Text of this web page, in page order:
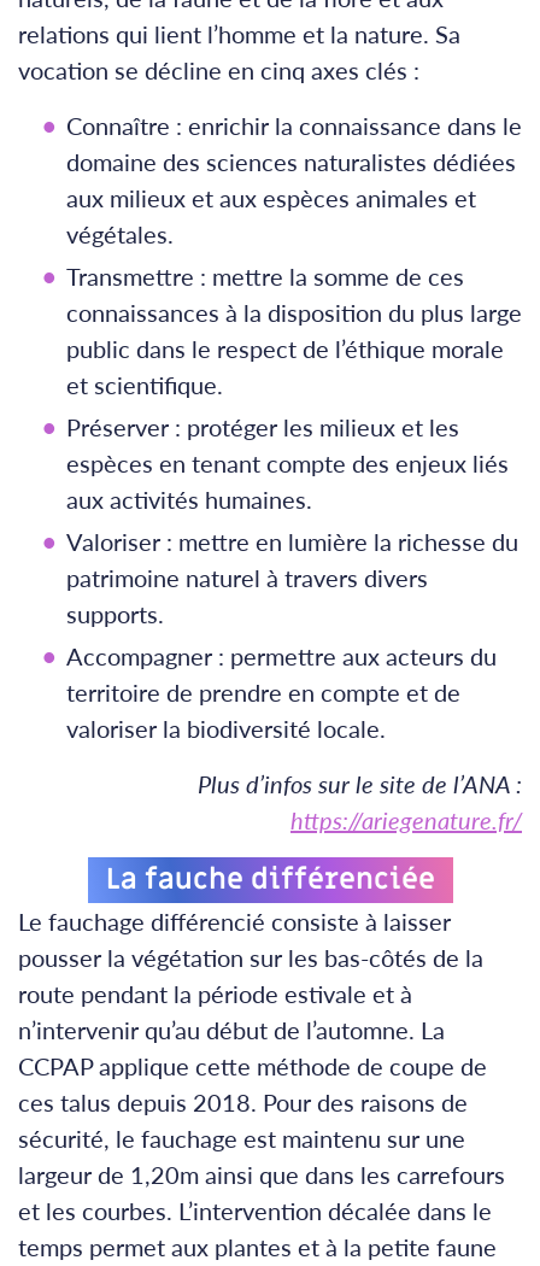
relations qui lient l’homme et la nature. Sa
vocation se décline en cinq axes clés :
Connaître : enrichir la connaissance dans le
domaine des sciences naturalistes dédiées
aux milieux et aux espèces animales et
végétales.
Transmettre : mettre la somme de ces
connaissances à la disposition du plus large
public dans le respect de l’éthique morale
et scientifique.
Préserver : protéger les milieux et les
espèces en tenant compte des enjeux liés
aux activités humaines.
Valoriser : mettre en lumière la richesse du
patrimoine naturel à travers divers
supports.
Accompagner : permettre aux acteurs du
territoire de prendre en compte et de
valoriser la biodiversité locale.
Plus d’infos sur le site de l’ANA :
https://ariegenature.fr/
La fauche différenciée
Le fauchage différencié consiste à laisser
pousser la végétation sur les bas-côtés de la
route pendant la période estivale et à
n’intervenir qu’au début de l’automne. La
CCPAP applique cette méthode de coupe de
ces talus depuis 2018. Pour des raisons de
sécurité, le fauchage est maintenu sur une
largeur de 1,20m ainsi que dans les carrefours
et les courbes. L’intervention décalée dans le
temps permet aux plantes et à la petite faune